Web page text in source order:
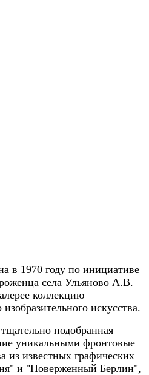
в 1970 году по инициативе
села Ульяново А.В.
коллекцию
искусства.
подобранная
уникальными фронтовые
известных графических
и "Поверженный Берлин",